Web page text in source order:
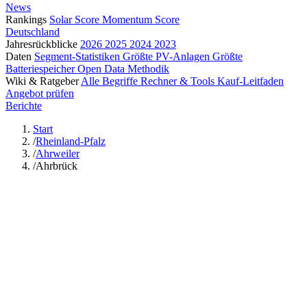
News
Rankings Solar Score Momentum Score
Deutschland
Jahresrückblicke 2026 2025 2024 2023
Daten Segment-Statistiken Größte PV-Anlagen Größte
BatteriespeicherOpen Data Methodik
Wiki & Ratgeber Alle Begriffe Rechner & Tools Kauf-Leitfaden
Angebot prüfen
Berichte
Start
/Rheinland-Pfalz
/Ahrweiler
/Ahrbrück